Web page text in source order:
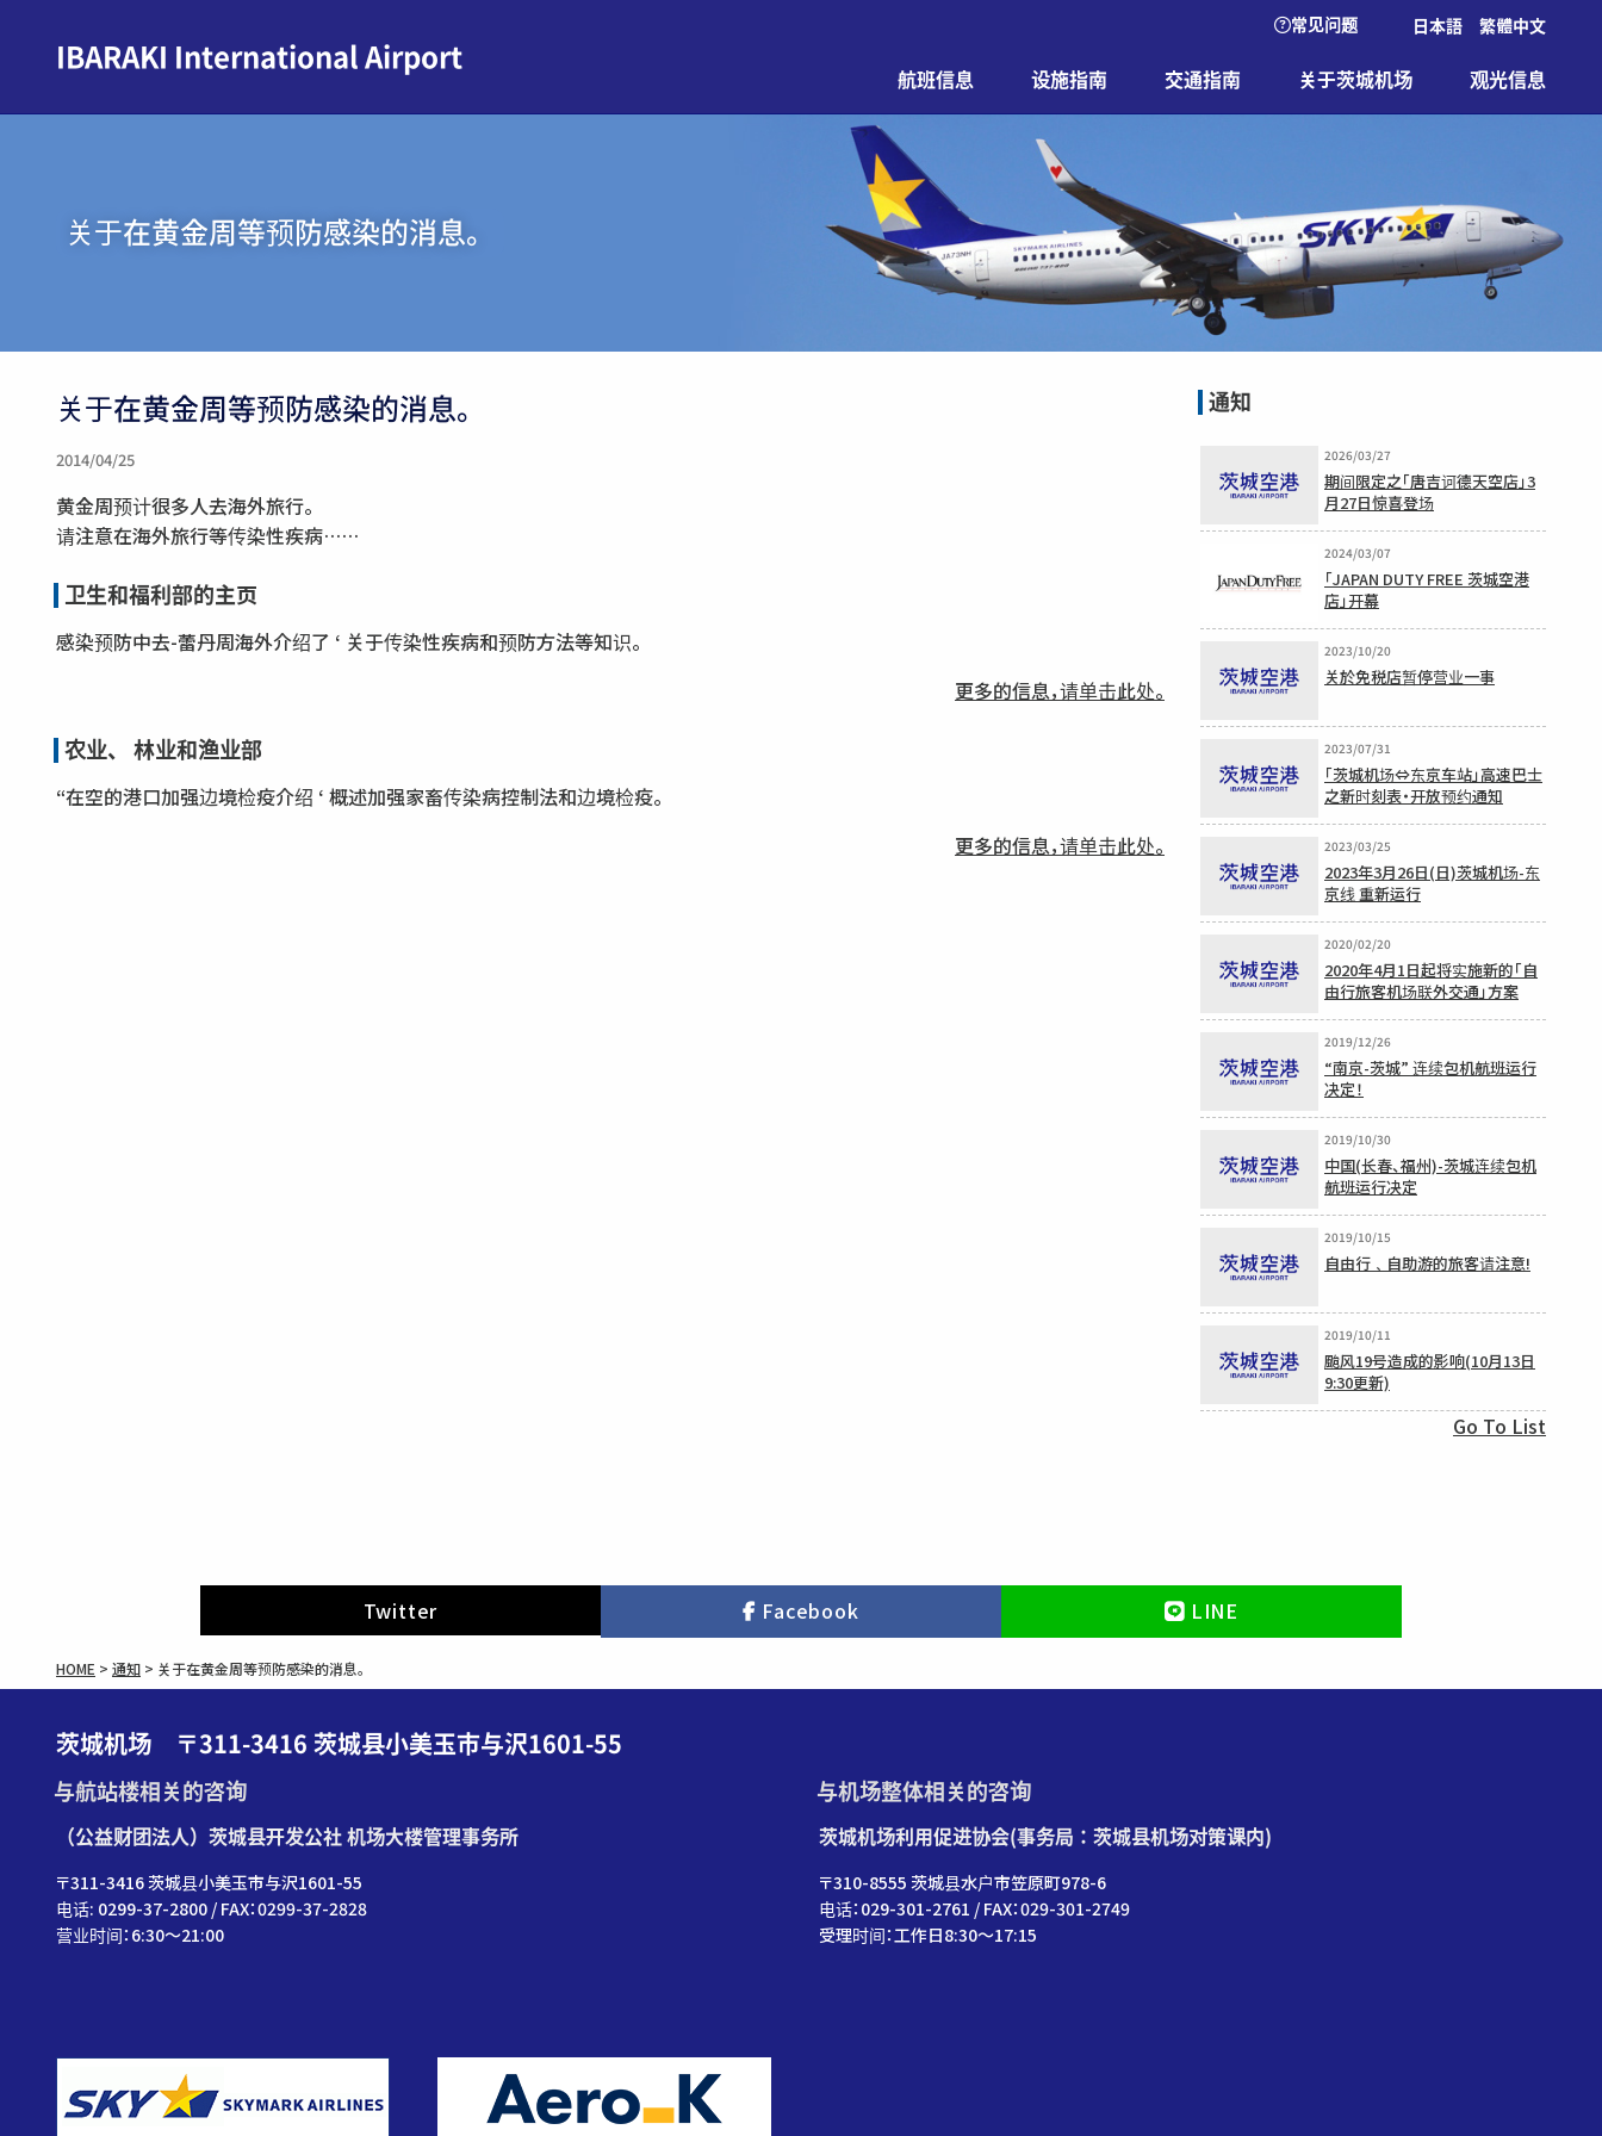
IBARAKI International Airport
常见问题 日本語 繁體中文
航班信息 设施指南 交通指南 关于茨城机场 观光信息
关于在黄金周等预防感染的消息。
关于在黄金周等预防感染的消息。
2014/04/25
黄金周预计很多人去海外旅行。
请注意在海外旅行等传染性疾病……
卫生和福利部的主页
感染预防中去-蕾丹周海外介绍了 ‘ 关于传染性疾病和预防方法等知识。
更多的信息，请单击此处。
农业、 林业和渔业部
“在空的港口加强边境检疫介绍 ‘ 概述加强家畜传染病控制法和边境检疫。
更多的信息，请单击此处。
通知
2026/03/27
期间限定之「唐吉诃德天空店」3
月27日惊喜登场
2024/03/07
「JAPAN DUTY FREE 茨城空港
店」开幕
2023/10/20
关於免税店暂停营业一事
2023/07/31
「茨城机场⇔东京车站」高速巴士
之新时刻表・开放预约通知
2023/03/25
2023年3月26日(日)茨城机场-东
京线 重新运行
2020/02/20
2020年4月1日起将实施新的「自
由行旅客机场联外交通」方案
2019/12/26
“南京-茨城” 连续包机航班运行
决定！
2019/10/30
中国(长春、福州)-茨城连续包机
航班运行决定
2019/10/15
自由行﹑自助游的旅客请注意!
2019/10/11
颱风19号造成的影响(10月13日
9:30更新)
Go To List
Twitter Facebook LINE
HOME > 通知 > 关于在黄金周等预防感染的消息。
茨城机场 〒311-3416 茨城县小美玉市与沢1601-55
与航站楼相关的咨询
（公益财团法人）茨城县开发公社 机场大楼管理事务所
〒311-3416 茨城县小美玉市与沢1601-55
电话: 0299-37-2800 / FAX：0299-37-2828
营业时间：6:30〜21:00
与机场整体相关的咨询
茨城机场利用促进协会(事务局：茨城县机场对策课内)
〒310-8555 茨城县水户市笠原町978-6
电话：029-301-2761 / FAX：029-301-2749
受理时间：工作日8:30～17:15